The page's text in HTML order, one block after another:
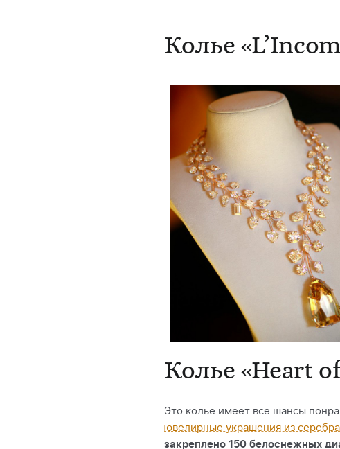
Колье
Колье «Heart
Это колье имеет все шансы
ювелирные украшения из серебра
закреплено 150 белоснежных